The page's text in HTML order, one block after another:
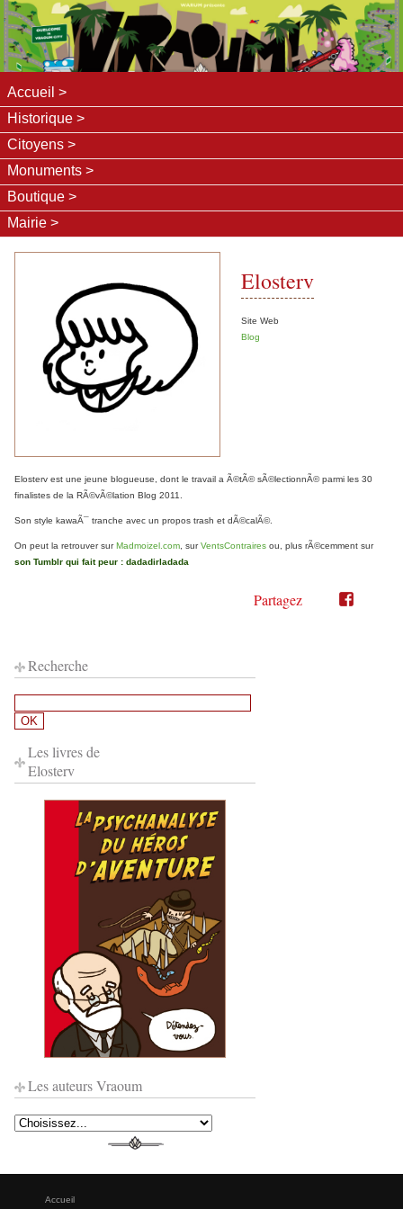
Accueil
Historique
Citoyens
Monuments
Boutique
Mairie
Elosterv
Site Web
Blog
Elosterv est une jeune blogueuse, dont le travail a Ã©tÃ© sÃ©lectionnÃ© parmi les 30
finalistes de la RÃ©vÃ©lation Blog 2011.
Son style kawaÃ¯ tranche avec un propos trash et dÃ©calÃ©.
On peut la retrouver surMadmoizel.com , surVentsContraires ou, plus rÃ©cemment sur
son Tumblr qui fait peur : dadadirladada
Partagez
Partager
Partager
Recherche
Les livres de
Elosterv
Les auteurs Vraoum
Accueil